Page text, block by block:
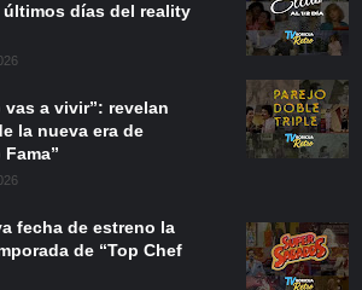
últimos días del reality
vas a vivir”: revelan
la nueva era de
fecha de estreno la
de “Top Chef